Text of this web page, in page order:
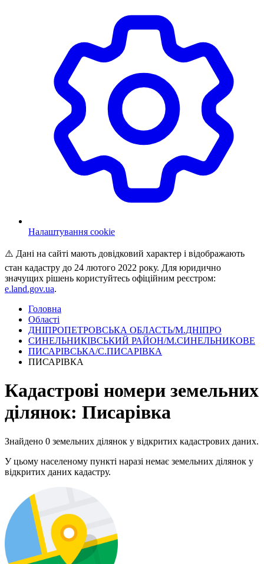
Налаштування cookie
⚠️ Дані на сайті мають довідковий характер і відображають
стан кадастру до 24 лютого 2022 року. Для юридично
значущих рішень користуйтесь офіційним реєстром:
e.land.gov.ua.
Головна
Області
ДНІПРОПЕТРОВСЬКА ОБЛАСТЬ/М.ДНІПРО
СИНЕЛЬНИКІВСЬКИЙ РАЙОН/М.СИНЕЛЬНИКОВЕ
ПИСАРІВСЬКА/С.ПИСАРІВКА
ПИСАРІВКА
Кадастрові номери земельних
ділянок: Писарівка
Знайдено 0 земельних ділянок у відкритих кадастрових даних.
У цьому населеному пункті наразі немає земельних ділянок у
відкритих даних кадастру.